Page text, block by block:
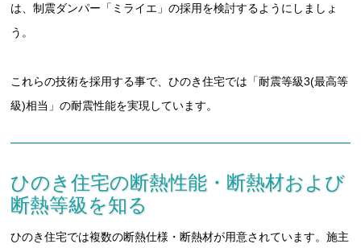
は、制震ダンパー「ミライエ」の採用を検討するようにしましょ
う。
これらの技術を採用する事で、ひのき住宅では「耐震等級3(最高等
級)相当」の耐震性能を実現しています。
ひのき住宅の断熱性能・断熱材および
断熱等級を知る
ひのき住宅では複数の断熱仕様・断熱材が用意されています。施主